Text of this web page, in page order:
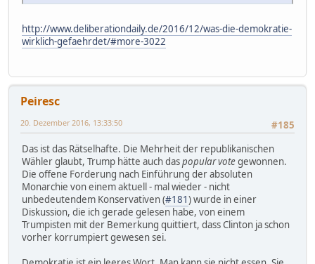
http://www.deliberationdaily.de/2016/12/was-die-demokratie-
wirklich-gefaehrdet/#more-3022
Peiresc
#185
20. Dezember 2016, 13:33:50
Das ist das Rätselhafte. Die Mehrheit der republikanischen
Wähler glaubt, Trump hätte auch daspopular votegewonnen.
Die offene Forderung nach Einführung der absoluten
Monarchie von einem aktuell - mal wieder - nicht
unbedeutendem Konservativen (#181) wurde in einer
Diskussion, die ich gerade gelesen habe, von einem
Trumpisten mit der Bemerkung quittiert, dass Clinton ja schon
vorher korrumpiert gewesen sei.